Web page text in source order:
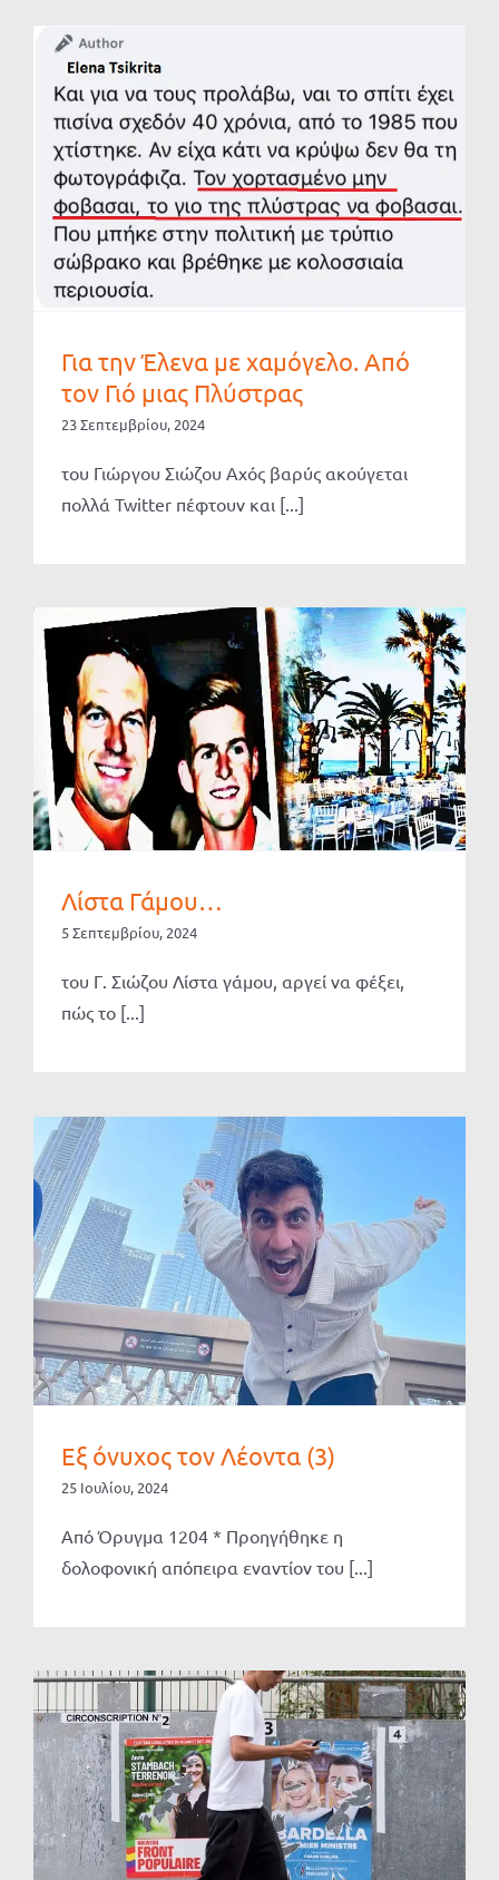
Για την Έλενα με χαμόγελο. Από
τον Γιό μιας Πλύστρας
23 Σεπτεμβρίου, 2024
του Γιώργου Σιώζου Αχός βαρύς ακούγεται
πολλά Twitter πέφτουν και [...]
Λίστα Γάμου…
5 Σεπτεμβρίου, 2024
του Γ. Σιώζου Λίστα γάμου, αργεί να φέξει,
πώς το [...]
Εξ όνυχος τον Λέοντα (3)
25 Ιουλίου, 2024
Από Όρυγμα 1204 * Προηγήθηκε η
δολοφονική απόπειρα εναντίον του [...]